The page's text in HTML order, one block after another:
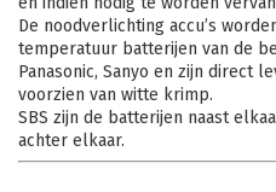
De noodverlichting accu’s
temperatuur batterijen van de
Panasonic, Sanyo en zijn direct
voorzien van witte krimp.
SBS zijn de batterijen naast
achter elkaar.